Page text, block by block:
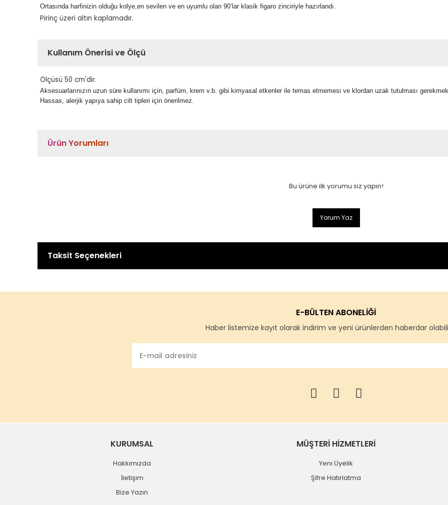
Ortasında harfinizin olduğu kolye,en sevilen ve en uyumlu olan 90’lar klasik figaro zinciriyle hazırlandı.
Pirinç üzeri altın kaplamadır.
Kullanım Önerisi ve Ölçü
Ölçüsü 50 cm'dir.
Aksesuarlarınızın uzun süre kullanımı için, parfüm, krem v.b. gibi kimyasal etkenler ile temas etmemesi ve klordan uzak tutulması
Hassas, alerjik yapıya sahip cilt tipleri için önerilmez.
Ürün Yorumları
Bu ürüne ilk yorumu siz yapın!
Yorum Yaz
Taksit Seçenekleri
E-BÜLTEN ABONELİĞİ
Haber listemize kayıt olarak indirim ve yeni ürünlerden haberdar
KURUMSAL
Hakkımızda
İletişim
Bize Yazın
MÜŞTERİ HİZMETLERİ
Yeni Üyelik
Şifre Hatırlatma